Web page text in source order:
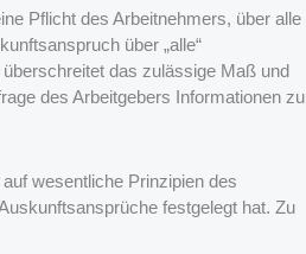
Pflicht des Arbeitnehmers, über alle
über „alle“
das zulässige Maß und
des Arbeitgebers Informationen zu
wesentliche Prinzipien des
festgelegt hat. Zu